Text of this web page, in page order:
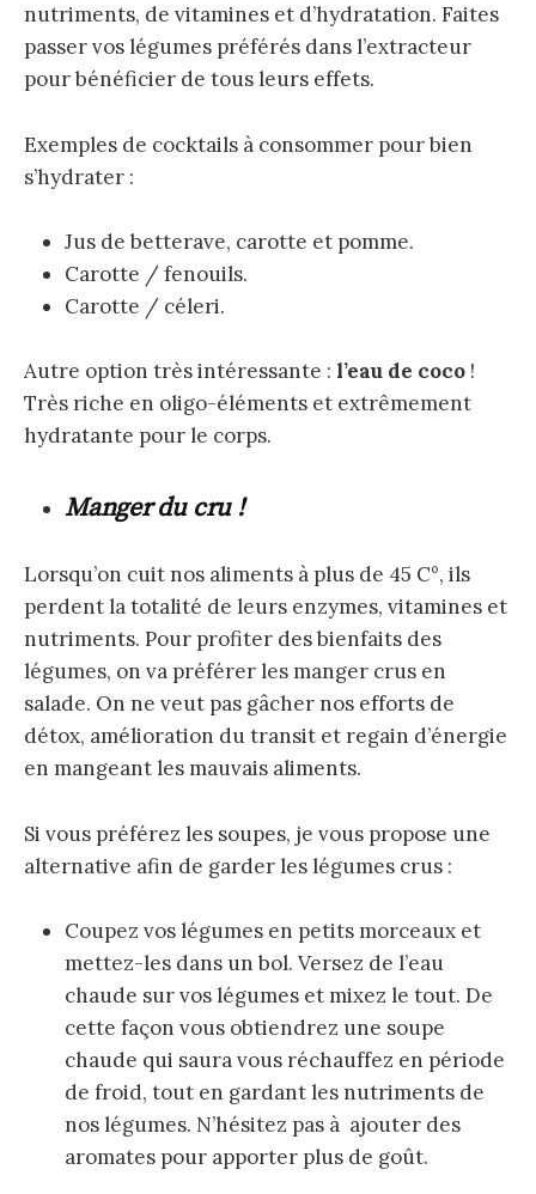
nutriments, de vitamines et d’hydratation. Faites
passer vos légumes préférés dans l’extracteur
pour bénéficier de tous leurs effets.
Exemples de cocktails à consommer pour bien
s’hydrater :
Jus de betterave, carotte et pomme.
Carotte / fenouils.
Carotte / céleri.
Autre option très intéressante : l’eau de coco !
Très riche en oligo-éléments et extrêmement
hydratante pour le corps.
Manger du cru !
Lorsqu’on cuit nos aliments à plus de 45 C°, ils
perdent la totalité de leurs enzymes, vitamines et
nutriments. Pour profiter des bienfaits des
légumes, on va préférer les manger crus en
salade. On ne veut pas gâcher nos efforts de
détox, amélioration du transit et regain d’énergie
en mangeant les mauvais aliments.
Si vous préférez les soupes, je vous propose une
alternative afin de garder les légumes crus :
Coupez vos légumes en petits morceaux et
mettez-les dans un bol. Versez de l’eau
chaude sur vos légumes et mixez le tout. De
cette façon vous obtiendrez une soupe
chaude qui saura vous réchauffez en période
de froid, tout en gardant les nutriments de
nos légumes. N’hésitez pas à ajouter des
aromates pour apporter plus de goût.